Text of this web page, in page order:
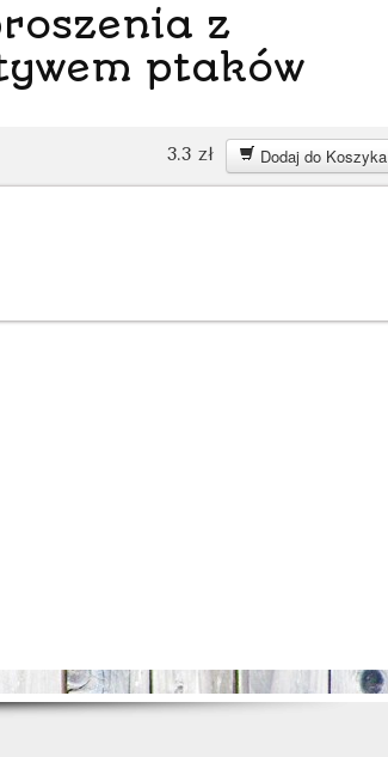
z
ptaków
Dodaj do Koszyka
3.3zł